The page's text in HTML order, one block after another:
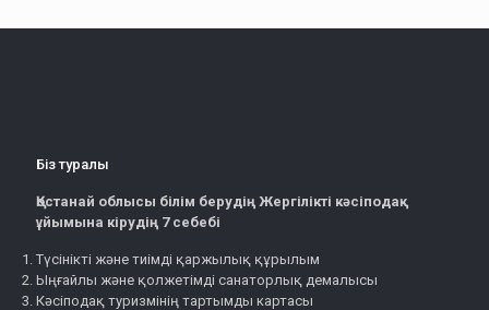
Біз туралы
Қостанай облысы білім берудің Жергілікті кәсіподақ
ұйымына кірудің 7 себебі
Түсінікті және тиімді қаржылық құрылым
Ыңғайлы және қолжетімді санаторлық демалысы
Кәсіподақ туризмінің тартымды картасы